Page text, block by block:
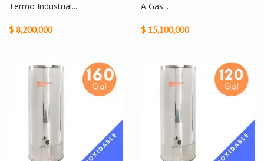
Termo Industrial...
$ 8,200,000
A Gas...
$ 15,100,000